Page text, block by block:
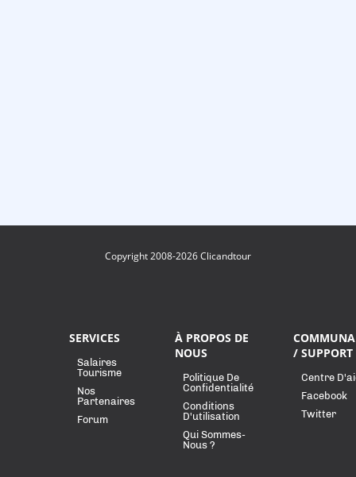
Copyright 2008-2026 Clicandtour
SERVICES
Salaires
Tourisme
Nos
Partenaires
Forum
À PROPOS DE
NOUS
Politique De
Confidentialité
Conditions
D'utilisation
Qui Sommes-
Nous ?
/ SUPPORT
Centre
Facebook
Twitter